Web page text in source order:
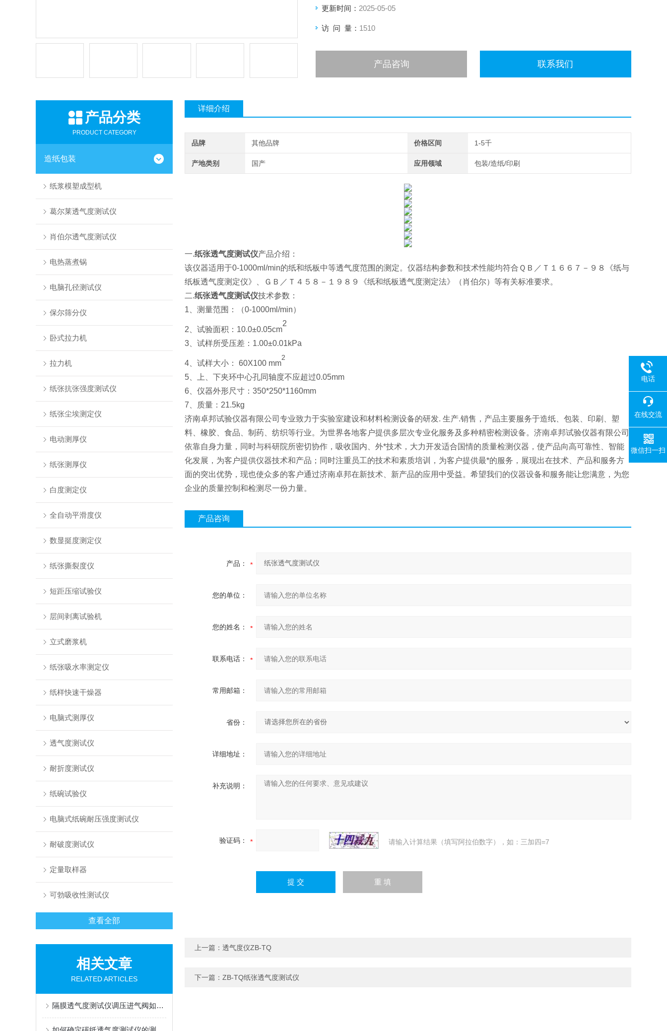
更新时间： 2025-05-05
访 问 量： 1510
产品咨询 联系我们
产品分类
PRODUCT CATEGORY
造纸包装
纸浆模塑成型机
葛尔莱透气度测试仪
肖伯尔透气度测试仪
电热蒸煮锅
电脑孔径测试仪
保尔筛分仪
卧式拉力机
拉力机
纸张抗张强度测试仪
纸张尘埃测定仪
电动测厚仪
纸张测厚仪
白度测定仪
全自动平滑度仪
数显挺度测定仪
纸张撕裂度仪
短距压缩试验仪
层间剥离试验机
立式磨浆机
纸张吸水率测定仪
纸样快速干燥器
电脑式测厚仪
透气度测试仪
耐折度测试仪
纸碗试验仪
电脑式纸碗耐压强度测试仪
耐破度测试仪
定量取样器
可勃吸收性测试仪
查看全部
相关文章
RELATED ARTICLES
隔膜透气度测试仪调压进气阀如何精准调节？
详细介绍
品牌 其他品牌 价格区间 1-5千
产地类别 国产 应用领域 包装/造纸/印刷
一.纸张透气度测试仪产品介绍：
该仪器适用于0-1000ml/min的纸和纸板中等透气度范围的测定。仪器结构参数和技术性能均符合ＱＢ／Ｔ１６６７－９８《纸与
纸板透气度测定仪》、ＧＢ／Ｔ４５８－１９８９《纸和纸板透气度测定法》（肖伯尔）等有关标准要求。
二.纸张透气度测试仪技术参数：
1、测量范围：（0-1000ml/min）
2、试验面积：10.0±0.05cm
2
3、试样所受压差：1.00±0.01kPa
4、试样大小： 60X100 mm
2
5、上、下夹环中心孔同轴度不应超过0.05mm
6、仪器外形尺寸：350*250*1160mm
7、质量：21.5kg
济南卓邦试验仪器有限公司专业致力于实验室建设和材料检测设备的研发. 生产.销售，产品主要服务于造纸、包装、印刷、塑
料、橡胶、食品、制药、纺织等行业。为世界各地客户提供多层次专业化服务及多种精密检测设备。济南卓邦试验仪器有限公司
依靠自身力量，同时与科研院所密切协作，吸收国内、外*技术，大力开发适合国情的质量检测仪器，使产品向高可靠性、智能
化发展，为客户提供仪器技术和产品；同时注重员工的技术和素质培训，为客户提供最*的服务，展现出在技术、产品和服务方
面的突出优势，现也使众多的客户通过济南卓邦在新技术、新产品的应用中受益。希望我们的仪器设备和服务能让您满意，为您
企业的质量控制和检测尽一份力量。
产品咨询
产品：
您的单位：
您的姓名：
联系电话：
常用邮箱：
省份：
详细地址：
补充说明：
验证码： 请输入计算结果（填写阿拉伯数字），如：三加四=7
上一篇： 透气度仪ZB-TQ
下一篇： ZB-TQ纸张透气度测试仪
电话
在线交流
微信扫一扫